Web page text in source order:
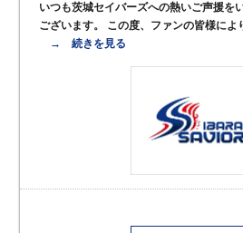
いつも茨城セイバーズへの熱いご声援を
ございます。 この度、ファンの皆様に
→ 続きを見る